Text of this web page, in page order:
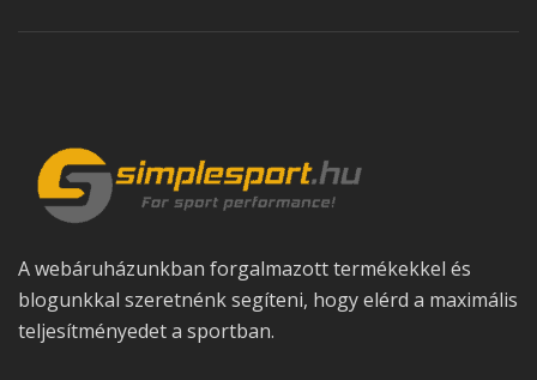
A webáruházunkban forgalmazott termékekkel és
blogunkkal szeretnénk segíteni, hogy elérd a maximális
teljesítményedet a sportban.